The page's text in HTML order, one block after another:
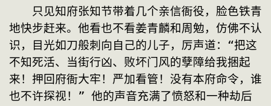
只见知府张知节带着几个亲信衙役，脸色铁青
地快步赶来。他看也不看姜青麟和周勉，仿佛不认
识，目光如刀般刺向自己的儿子，厉声道：“把这
不知死活、当街行凶、败坏门风的孽障给我捆起
来！押回府衙大牢！严加看管！没有本府命令，谁
也不许探视！” 他的声音充满了愤怒和一种劫后